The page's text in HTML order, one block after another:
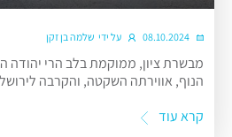
08.10.2024 על ידי שלמה בן זקן
מבשרת ציון, ממוקמת בלב הרי יהודה
הנוף, אווירתה השקטה, והקרבה
קרא עוד